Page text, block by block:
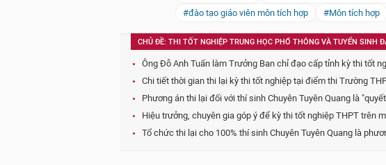
#đào tạo giáo viên môn tích hợp
#Môn tích hợp
CHỦ ĐỀ: THI TỐT NGHIỆP TRUNG HỌC PHỔ THÔNG VÀ TUYỂN SINH
Ông Đỗ Anh Tuấn làm Trưởng Ban chỉ đạo cấp tỉnh kỳ thi tốt
Chi tiết thời gian thi lại kỳ thi tốt nghiệp tại điểm thi Trường
Phương án thi lại đối với thí sinh Chuyên Tuyên Quang là
Hiệu trưởng, chuyên gia góp ý để kỳ thi tốt nghiệp THPT trên
Tổ chức thi lại cho 100% thí sinh Chuyên Tuyên Quang là